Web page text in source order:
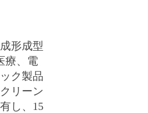
形成型
療、電
ク製品
リーン
し、15